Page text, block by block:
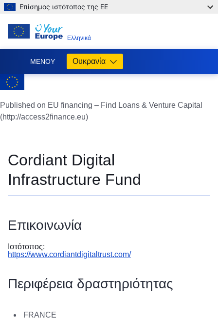
Επίσημος ιστότοπος της ΕΕ
Ελληνικά
ΜΕΝΟΎ Ουκρανία
Україні
що
шукають
порятунку
Як
допомогти
Published on EU financing – Find Loans & Venture Capital
(http://access2finance.eu)
Cordiant Digital
Infrastructure Fund
Επικοινωνία
Ιστότοπος:
https://www.cordiantdigitaltrust.com/
Περιφέρεια δραστηριότητας
FRANCE